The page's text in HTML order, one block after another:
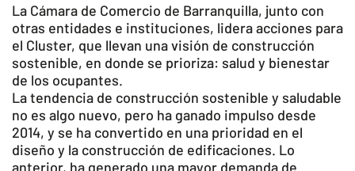
La Cámara de Comercio de Barranquilla, junto con
otras entidades e instituciones, lidera acciones para
el Cluster, que llevan una visión de construcción
sostenible, en donde se prioriza: salud y bienestar
de los ocupantes.
La tendencia de construcción sostenible y saludable
no es algo nuevo, pero ha ganado impulso desde
2014, y se ha convertido en una prioridad en el
diseño y la construcción de edificaciones. Lo
anterior, ha generado una mayor demanda de